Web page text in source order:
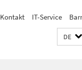
Kontakt IT-Service
DE